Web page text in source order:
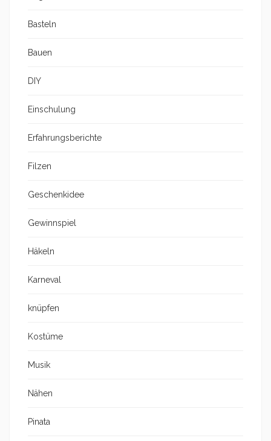
Basteln
Bauen
DIY
Einschulung
Erfahrungsberichte
Filzen
Geschenkidee
Gewinnspiel
Häkeln
Karneval
knüpfen
Kostüme
Musik
Nähen
Pinata